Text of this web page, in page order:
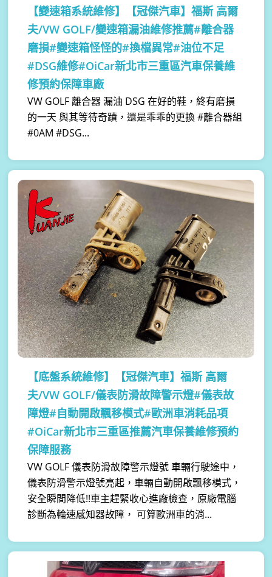
【變速箱系統維修】
【冠傑汽車】福斯 高爾
夫/VW GOLF/變速箱漏油維修推薦#離合器
磨損#變速箱怪怪的#換檔異常#油位不足
#DSG維修#OiCar新北市三重區汽車保養維
修預約保障車廠
VW GOLF 離合器 漏油 DSG 在好的鞋，終有磨損
的一天 與其等待奇蹟，還是乖乖的更換 #離合器組
#0AM #DSG...
【底盤系統維修】
【冠傑汽車】福斯 高爾
夫/VW GOLF/儀表防滑故障警示燈#儀表故
障燈#自動開啟飄移模式#歐洲車消耗品項
#OiCar新北市三重區推薦汽車保養維修預約
保障服務
VW GOLF 儀表防滑故障警示燈號 車輛行駛途中，
儀表防滑警示燈號亮起，車輛自動開啟飄移模式，
安全瞬間降低!!車主趕緊收心進廠檢查，原廠電腦
診斷為輪速感知器故障， 可算歐洲車的消...